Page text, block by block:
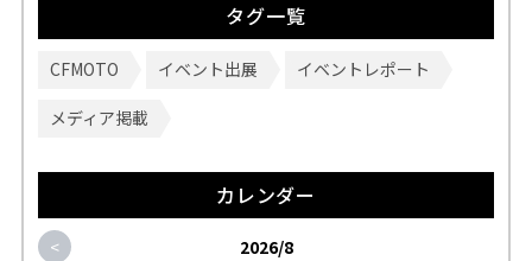
タグ一覧
CFMOTO イベント出展 イベントレポート
メディア掲載
カレンダー
<
2026/8